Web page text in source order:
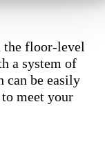
the floor-level
a system of
can be easily
meet your